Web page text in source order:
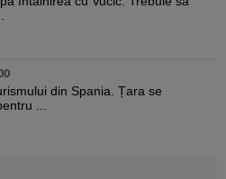
din Spania. Țara se
...